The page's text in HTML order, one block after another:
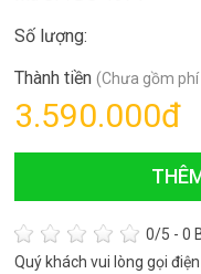
Số lượng:
Thành tiền(Chưa gồm phí
3.590.000đ
0/5 -0
Quý khách vui lòng gọi